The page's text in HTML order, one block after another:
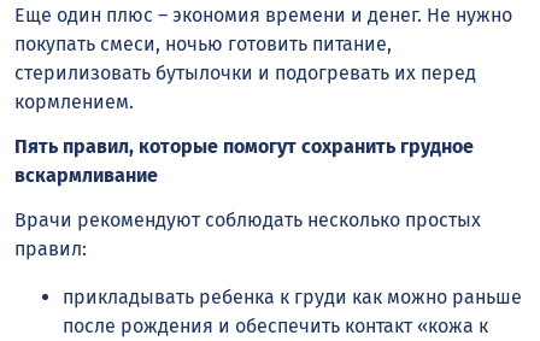
Еще один плюс – экономия времени и денег. Не нужно
покупать смеси, ночью готовить питание,
стерилизовать бутылочки и подогревать их перед
кормлением.
Пять правил, которые помогут сохранить грудное
вскармливание
Врачи рекомендуют соблюдать несколько простых
правил:
прикладывать ребенка к груди как можно раньше
после рождения и обеспечить контакт «кожа к